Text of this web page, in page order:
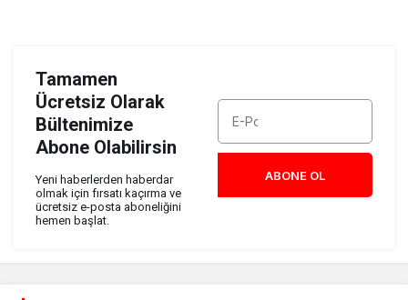
Tamamen
Ücretsiz Olarak
Bültenimize
Abone Olabilirsin
Yeni haberlerden haberdar
olmak için fırsatı kaçırma ve
ücretsiz e-posta aboneliğini
hemen başlat.
ABONE OL